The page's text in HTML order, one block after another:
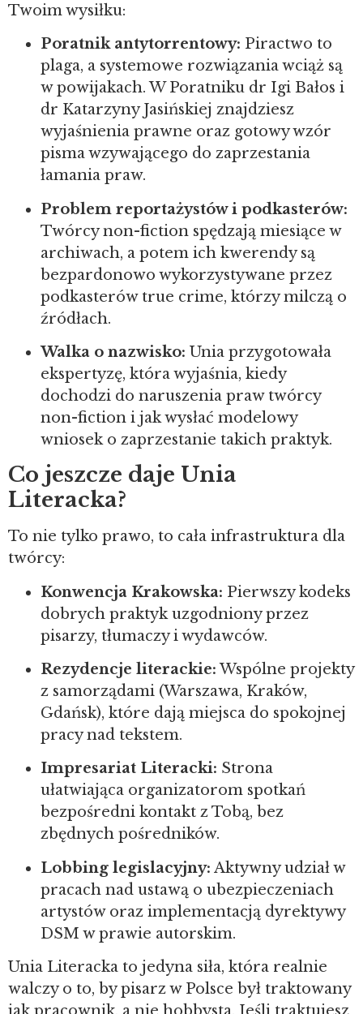
Twoim wysiłku:
Poratnik antytorrentowy: Piractwo to
plaga, a systemowe rozwiązania wciąż są
w powijakach. W Poratniku dr Igi Bałos i
dr Katarzyny Jasińskiej znajdziesz
wyjaśnienia prawne oraz gotowy wzór
pisma wzywającego do zaprzestania
łamania praw.
Problem reportażystów i podkasterów:
Twórcy non-fiction spędzają miesiące w
archiwach, a potem ich kwerendy są
bezpardonowo wykorzystywane przez
podkasterów true crime, którzy milczą o
źródłach.
Walka o nazwisko: Unia przygotowała
ekspertyzę, która wyjaśnia, kiedy
dochodzi do naruszenia praw twórcy
non-fiction i jak wysłać modelowy
wniosek o zaprzestanie takich praktyk.
Co jeszcze daje Unia
Literacka?
To nie tylko prawo, to cała infrastruktura dla
twórcy:
Konwencja Krakowska: Pierwszy kodeks
dobrych praktyk uzgodniony przez
pisarzy, tłumaczy i wydawców.
Rezydencje literackie:Wspólne projekty
z samorządami (Warszawa, Kraków,
Gdańsk), które dają miejsca do spokojnej
pracy nad tekstem.
Impresariat Literacki: Strona
ułatwiająca organizatorom spotkań
bezpośredni kontakt z Tobą, bez
zbędnych pośredników.
Lobbing legislacyjny: Aktywny udział w
pracach nad ustawą o ubezpieczeniach
artystów oraz implementacją dyrektywy
DSM w prawie autorskim.
Unia Literacka to jedyna siła, która realnie
walczy o to, by pisarz w Polsce był traktowany